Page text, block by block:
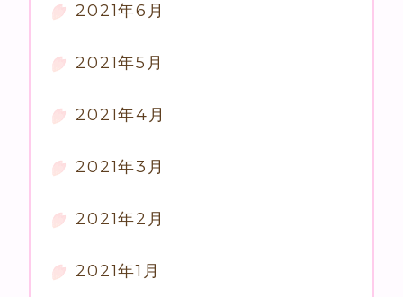
2021年6月
2021年5月
2021年4月
2021年3月
2021年2月
2021年1月